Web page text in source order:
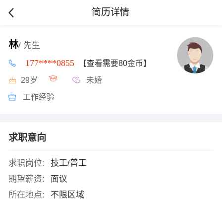
简历详情
林/ 先生
177****0855 【查看需要80金币】
29岁 未婚
工作经验
求职意向
求职岗位:
技工/普工
期望薪资:
面议
所在地点:
不限区域